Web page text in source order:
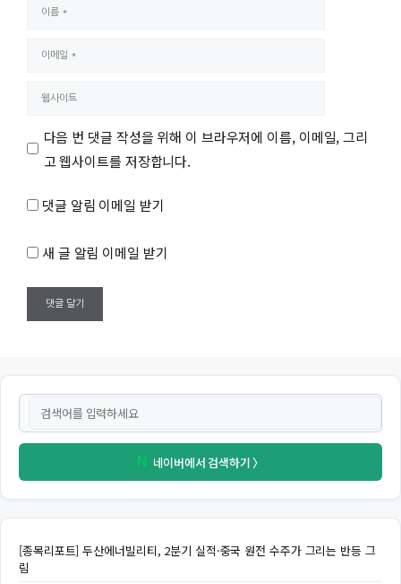
이 다음 번 댓글 작성을 위해 이 브라우저에 이름, 이메일, 그리
고 웹사이트를 저장합니다.
댓글 알림 이메일 받기
새 글 알림 이메일 받기
N 네이버에서 검색하기 〉
[종목리포트] 두산에너빌리티, 2분기 실적·중국 원전 수주가 그리는 반등 그
림